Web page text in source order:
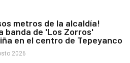
metros de la alcaldía!
banda de 'Los Zorros'
en el centro de Tepeyanco
2026